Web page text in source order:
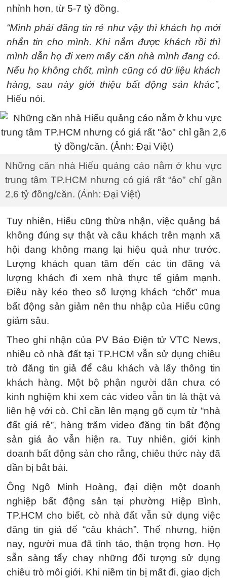
nhỉnh hơn, từ 5-7 tỷ đồng.
“Mình phải đăng tin rẻ như vậy thì khách họ mới
nhắn tin cho mình. Khi nắm được khách rồi thì
mình dẫn họ đi xem mấy căn nhà mình đang có.
Nếu họ không chốt, mình cũng có dữ liệu khách
hàng, sau này giới thiệu bất động sản khác”,
Hiếu nói.
Những căn nhà Hiếu quảng cáo nằm ở khu vực
trung tâm TP.HCM nhưng có giá rất “ảo” chỉ gần
2,6 tỷ đồng/căn. (Ảnh: Đại Việt)
Tuy nhiên, Hiếu cũng thừa nhận, việc quảng bá
không đúng sự thật và câu khách trên mạnh xã
hội đang không mang lại hiệu quả như trước.
Lượng khách quan tâm đến các tin đăng và
lượng khách đi xem nhà thực tế giảm mạnh.
Điều này kéo theo số lượng khách “chốt” mua
bất động sản giảm nên thu nhập của Hiếu cũng
giảm sâu.
Theo ghi nhận của PV Báo Điện tử VTC News,
nhiều cò nhà đất tại TP.HCM vẫn sử dụng chiêu
trò đăng tin giả để câu khách và lấy thông tin
khách hàng. Một bộ phận người dân chưa có
kinh nghiệm khi xem các video vẫn tin là thật và
liên hệ với cò. Chỉ cần lên mạng gõ cụm từ “nhà
đất giá rẻ”, hàng trăm video đăng tin bất động
sản giá ảo vẫn hiện ra. Tuy nhiên, giới kinh
doanh bất động sản cho rằng, chiêu thức này đã
dần bị bắt bài.
Ông Ngô Minh Hoàng, đại diện một doanh
nghiệp bất động sản tại phường Hiệp Bình,
TP.HCM cho biết, cò nhà đất vẫn sử dụng việc
đăng tin giả để “câu khách”. Thế nhưng, hiện
nay, người mua đã tỉnh táo, thận trọng hơn. Họ
sẵn sàng tẩy chay những đối tượng sử dụng
chiêu trò môi giới. Khi niềm tin bị mất đi, giao dịch